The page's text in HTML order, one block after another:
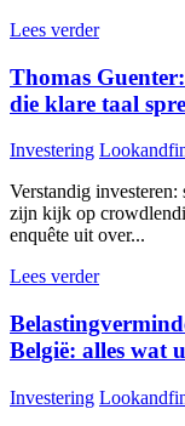
Lees verder
Thomas
die klare taal
Investering
Verstandig
zijn kijk op
enquête uit over...
Lees verder
België: alles wat
Investering